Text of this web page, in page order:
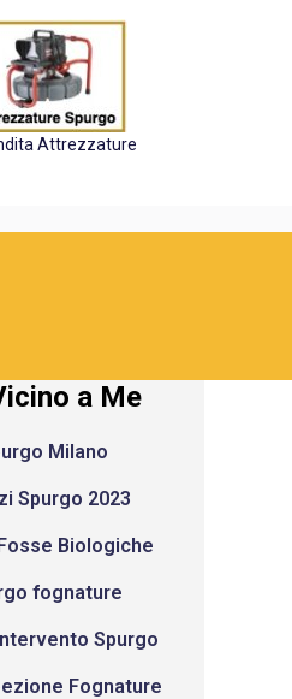
Attrezzature
a Me
Milano
Spurgo 2023
Biologiche
fognature
Spurgo
Fognature